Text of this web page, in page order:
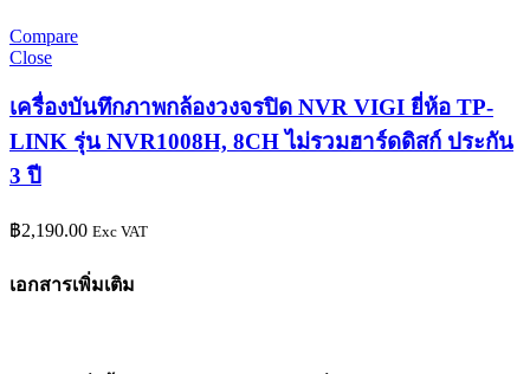
Compare
Close
เครื่องบันทึกภาพกล้องวงจรปิด NVR VIGI ยี่ห้อ TP-
LINK รุ่น NVR1008H, 8CH ไม่รวมฮาร์ดดิสก์ ประกัน
3 ปี
฿2,190.00 Exc VAT
เอกสารเพิ่มเติม